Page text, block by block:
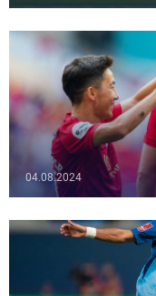
04.08.2024